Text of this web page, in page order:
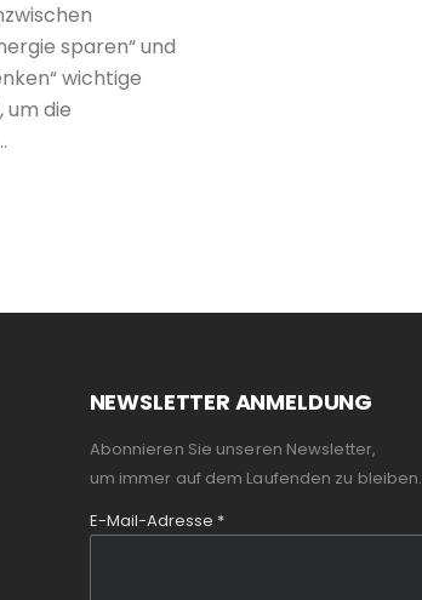
sparen“ und
wichtige
um die
NEWSLETTER ANMELDUNG
Abonnieren Sie unseren Newsletter,
um immer auf dem Laufenden zu bleiben.
E-Mail-Adresse *